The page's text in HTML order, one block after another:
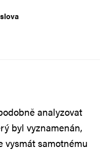
analyzovat
byl vyznamenán,
vysmát samotnému